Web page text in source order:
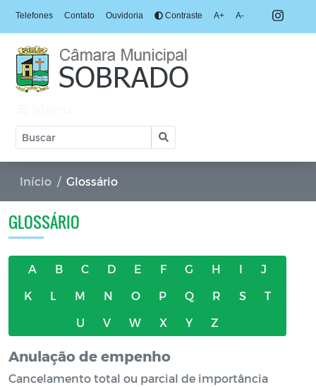
Telefones Contato Ouvidoria Contraste A+ A-
Início Glossário
GLOSSÁRIO
A B C D E F G H I
J
K
L M N O P Q R S
T
U
V W X Y Z
Anulação de empenho
Cancelamento total ou parcial de importância